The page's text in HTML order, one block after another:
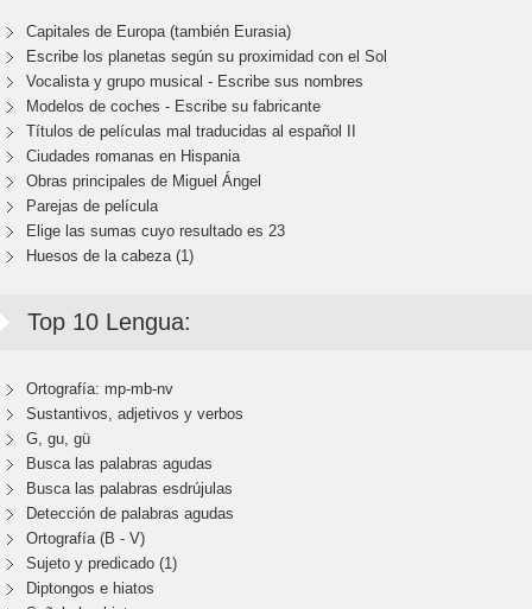
Capitales de Europa (también Eurasia)
Escribe los planetas según su proximidad con el Sol
Vocalista y grupo musical - Escribe sus nombres
Modelos de coches - Escribe su fabricante
Títulos de películas mal traducidas al español II
Ciudades romanas en Hispania
Obras principales de Miguel Ángel
Parejas de película
Elige las sumas cuyo resultado es 23
Huesos de la cabeza (1)
Top 10 Lengua:
Ortografía: mp-mb-nv
Sustantivos, adjetivos y verbos
G, gu, gü
Busca las palabras agudas
Busca las palabras esdrújulas
Detección de palabras agudas
Ortografía (B - V)
Sujeto y predicado (1)
Diptongos e hiatos